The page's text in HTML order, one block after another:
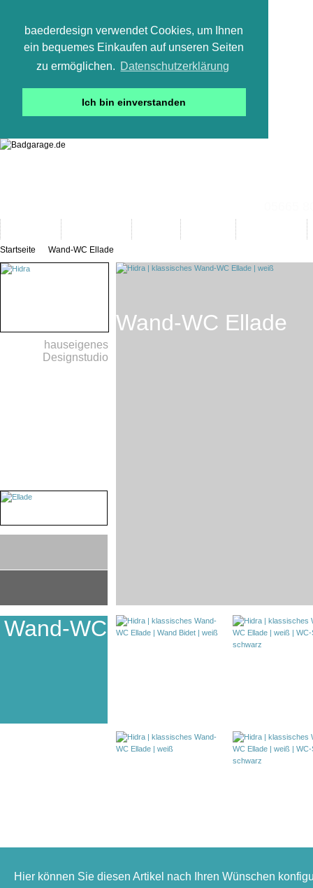
baederdesign verwendet Cookies, um Ihnen
ein bequemes Einkaufen auf unseren Seiten
zu ermöglichen. Datenschutzerklärung
Ich bin einverstanden
Startseite Wand-WC Ellade
hauseigenes
Designstudio
Wand-WC
Wand-WC Ellade
Hier können Sie diesen Artikel nach Ihren Wünschen